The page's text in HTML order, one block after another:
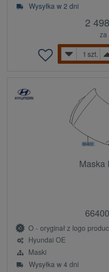
Wysyłka w 2 dni
2
za
szt.
Maska
O - oryginał z logo
Hyundai OE
Maski
Wysyłka w 4 dni